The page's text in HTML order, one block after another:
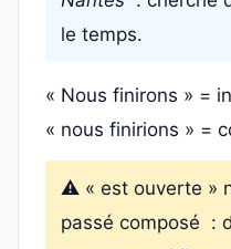
le temps.
« Nous finirons » =
« nous finirions » =
⚠️ « est ouverte »
passé composé :